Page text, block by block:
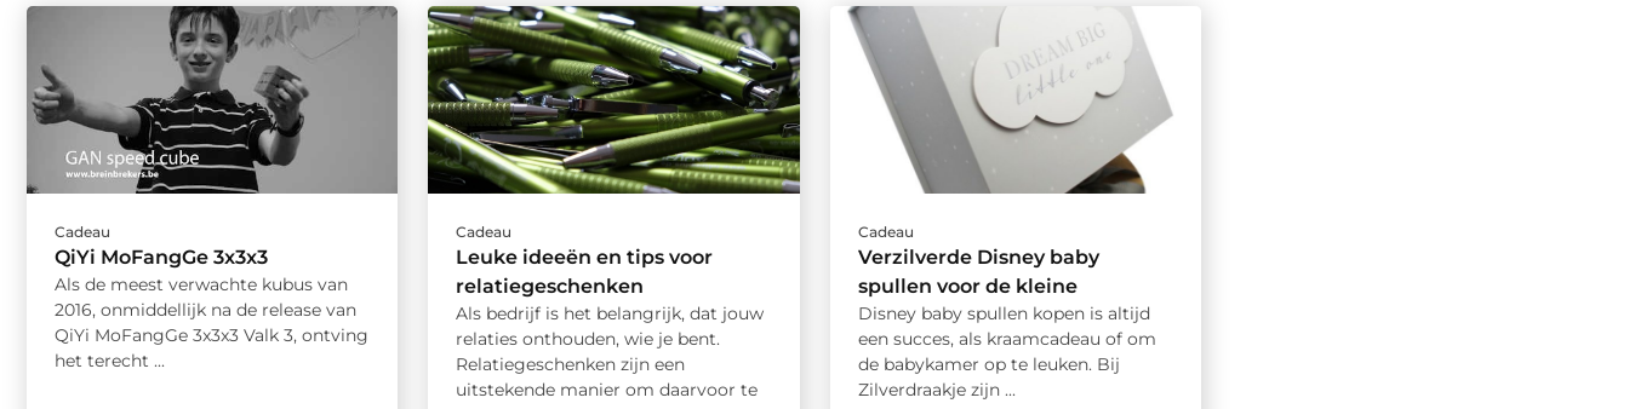
Cadeau
QiYi MoFangGe 3x3x3
Als de meest verwachte kubus van
2016, onmiddellijk na de release van
QiYi MoFangGe 3x3x3 Valk 3, ontving
het terecht ...
Cadeau
Leuke ideeën en tips voor
relatiegeschenken
Als bedrijf is het belangrijk, dat jouw
relaties onthouden, wie je bent.
Relatiegeschenken zijn een
uitstekende manier om daarvoor te
Cadeau
Verzilverde Disney baby
spullen voor de kleine
Disney baby spullen kopen is altijd
een succes, als kraamcadeau of om
de babykamer op te leuken. Bij
Zilverdraakje zijn ...